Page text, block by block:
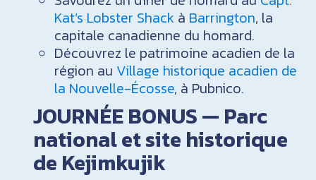
Kat’s Lobster Shack à Barrington, la
capitale canadienne du homard.
Découvrez le patrimoine acadien de la
région au Village historique acadien de
la Nouvelle-Écosse, à Pubnico.
JOURNÉE BONUS — Parc
national et site historique
de Kejimkujik